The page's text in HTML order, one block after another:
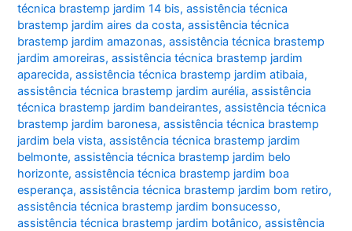
técnica brastemp jardim 14 bis,assistência técnica
brastemp jardim aires da costa,assistência técnica
brastemp jardim amazonas,assistência técnica brastemp
jardim amoreiras,assistência técnica brastemp jardim
aparecida,assistência técnica brastemp jardim atibaia,
assistência técnica brastemp jardim aurélia,assistência
técnica brastemp jardim bandeirantes,assistência técnica
brastemp jardim baronesa,assistência técnica brastemp
jardim bela vista,assistência técnica brastemp jardim
belmonte,assistência técnica brastemp jardim belo
horizonte,assistência técnica brastemp jardim boa
esperança,assistência técnica brastemp jardim bom retiro,
assistência técnica brastemp jardim bonsucesso,
assistência técnica brastemp jardim botânico,assistência